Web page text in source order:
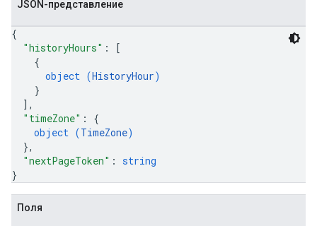
JSON-представление
{
"historyHours" :
[
{
object (HistoryHour)
}
] ,
"timeZone" : {
object (TimeZone)
},
"nextPageToken" : string
}
Поля